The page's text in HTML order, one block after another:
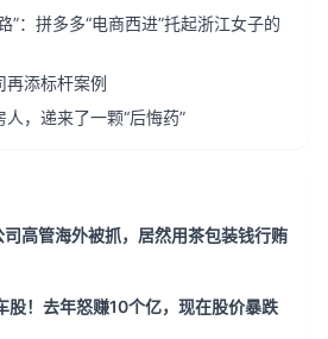
”：拼多多“电商西进”托起浙江女子的
再添标杆案例
，递来了一颗“后悔药”
高管海外被抓，居然用茶包装钱行贿
股！去年怒赚10个亿，现在股价暴跌